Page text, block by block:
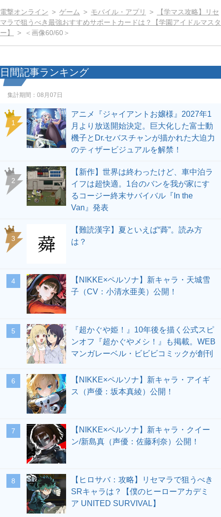
電撃オンライン ゲーム モバイル・アプリ
【学マス攻略】リセ
マラで狙うべき最強おすすめサポートカードは？【学園アイドルマスタ
ー】
＜画像60/60＞
日間記事ランキング
集計期間： 08月07日
1
アニメ『ジャイアントお嬢様』2027年1
月より放送開始決定。巨大化した富士動
機子とDr.セバスチャンが描かれた大迫力
のティザービジュアルを解禁！
2
【新作】世界は終わったけど、車中泊ラ
イフは超快適。1台のバンを我が家にす
るコージー終末サバイバル『In the
Van』発表
3
【難読漢字】夏といえば“蕣”。読み方
は？
4
【NIKKE×ペルソナ】新キャラ・天城雪
子（CV：小清水亜美）公開！
5
『超かぐや姫！』10年後を描く公式スピ
ンオフ『超かぐやメシ！』も掲載。WEB
マンガレーベル・ビビビコミックが創刊
6
【NIKKE×ペルソナ】新キャラ・アイギ
ス（声優：坂本真綾）公開！
7
【NIKKE×ペルソナ】新キャラ・クイー
ン/新島真（声優：佐藤利奈）公開！
8
【ヒロサバ：攻略】リセマラで狙うべき
SRキャラは？【僕のヒーローアカデミ
ア UNITED SURVIVAL】